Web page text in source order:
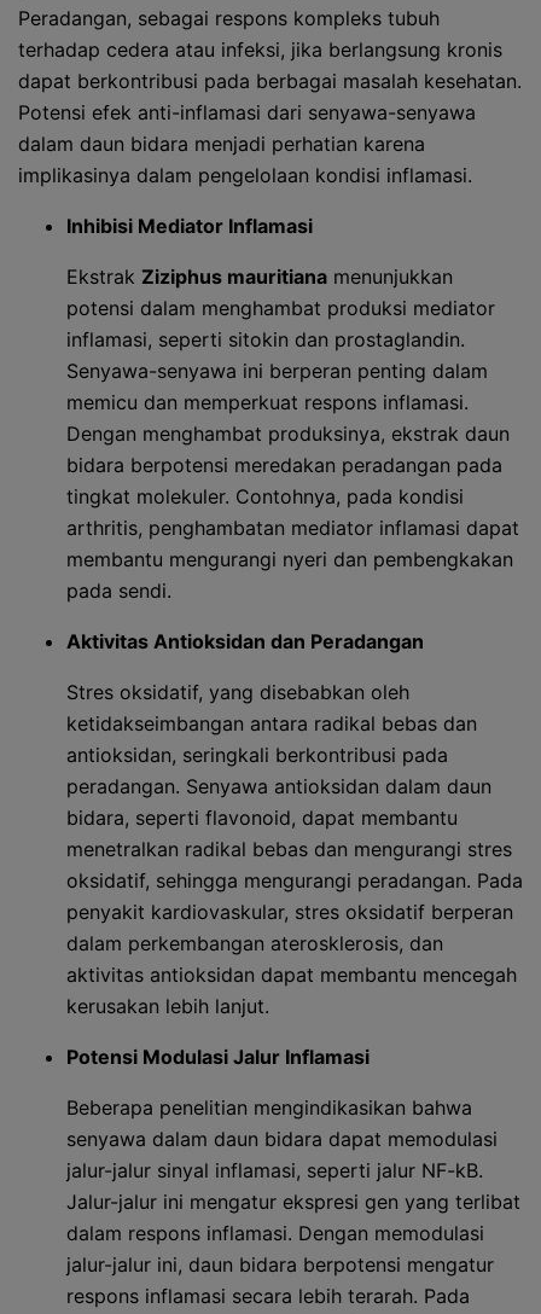
Peradangan, sebagai respons kompleks tubuh
terhadap cedera atau infeksi, jika berlangsung kronis
dapat berkontribusi pada berbagai masalah kesehatan.
Potensi efek anti-inflamasi dari senyawa-senyawa
dalam daun bidara menjadi perhatian karena
implikasinya dalam pengelolaan kondisi inflamasi.
Inhibisi Mediator Inflamasi
Ekstrak Ziziphus mauritiana menunjukkan
potensi dalam menghambat produksi mediator
inflamasi, seperti sitokin dan prostaglandin.
Senyawa-senyawa ini berperan penting dalam
memicu dan memperkuat respons inflamasi.
Dengan menghambat produksinya, ekstrak daun
bidara berpotensi meredakan peradangan pada
tingkat molekuler. Contohnya, pada kondisi
arthritis, penghambatan mediator inflamasi dapat
membantu mengurangi nyeri dan pembengkakan
pada sendi.
Aktivitas Antioksidan dan Peradangan
Stres oksidatif, yang disebabkan oleh
ketidakseimbangan antara radikal bebas dan
antioksidan, seringkali berkontribusi pada
peradangan. Senyawa antioksidan dalam daun
bidara, seperti flavonoid, dapat membantu
menetralkan radikal bebas dan mengurangi stres
oksidatif, sehingga mengurangi peradangan. Pada
penyakit kardiovaskular, stres oksidatif berperan
dalam perkembangan aterosklerosis, dan
aktivitas antioksidan dapat membantu mencegah
kerusakan lebih lanjut.
Potensi Modulasi Jalur Inflamasi
Beberapa penelitian mengindikasikan bahwa
senyawa dalam daun bidara dapat memodulasi
jalur-jalur sinyal inflamasi, seperti jalur NF-kB.
Jalur-jalur ini mengatur ekspresi gen yang terlibat
dalam respons inflamasi. Dengan memodulasi
jalur-jalur ini, daun bidara berpotensi mengatur
respons inflamasi secara lebih terarah. Pada